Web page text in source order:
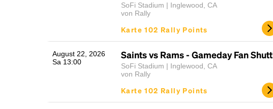
SoFi Stadium | Inglewood, CA
von Rally
Karte 102 Rally Points
August 22, 2026
Sa 13:00
Saints vs Rams - Gameday Fan
SoFi Stadium | Inglewood, CA
von Rally
Karte 102 Rally Points